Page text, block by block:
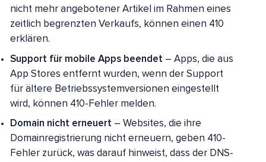
nicht mehr angebotener Artikel im Rahmen eines
zeitlich begrenzten Verkaufs, können einen 410
erklären.
Support für mobile Apps beendet – Apps, die aus
App Stores entfernt wurden, wenn der Support
für ältere Betriebssystemversionen eingestellt
wird, können 410-Fehler melden.
Domain nicht erneuert – Websites, die ihre
Domainregistrierung nicht erneuern, geben 410-
Fehler zurück, was darauf hinweist, dass der DNS-